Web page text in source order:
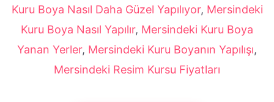
Kuru Boya Nasıl Daha Güzel Yapılıyor, Mersindeki
Kuru Boya Nasıl Yapılır, Mersindeki Kuru Boya
Yanan Yerler, Mersindeki Kuru Boyanın Yapılışı,
Mersindeki Resim Kursu Fiyatları